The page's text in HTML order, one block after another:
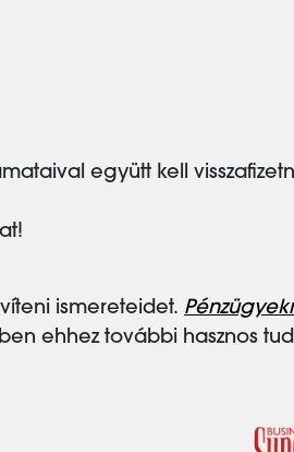
együtt kell
ismereteidet.
ehhez további hasznos